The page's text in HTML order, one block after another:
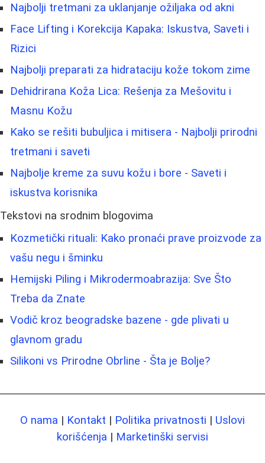
Najbolji tretmani za uklanjanje ožiljaka od akni
Face Lifting i Korekcija Kapaka: Iskustva, Saveti i
Rizici
Najbolji preparati za hidrataciju kože tokom zime
Dehidrirana Koža Lica: Rešenja za Mešovitu i
Masnu Kožu
Kako se rešiti bubuljica i mitisera - Najbolji prirodni
tretmani i saveti
Najbolje kreme za suvu kožu i bore - Saveti i
iskustva korisnika
Tekstovi na srodnim blogovima
Kozmetički rituali: Kako pronaći prave proizvode za
vašu negu i šminku
Hemijski Piling i Mikrodermoabrazija: Sve Što
Treba da Znate
Vodič kroz beogradske bazene - gde plivati u
glavnom gradu
Silikoni vs Prirodne Obrline - Šta je Bolje?
O nama | Kontakt | Politika privatnosti | Uslovi
korišćenja | Marketinški servisi